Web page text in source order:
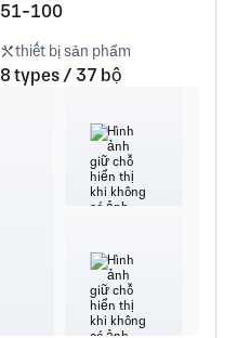
51-100
thiết bị sản phẩm
8 types / 37 bộ